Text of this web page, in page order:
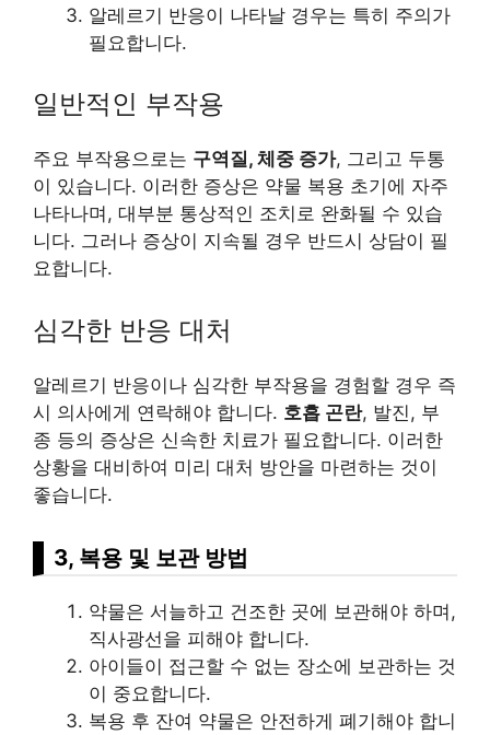
알레르기 반응이 나타날 경우는 특히 주의가
필요합니다.
일반적인 부작용
주요 부작용으로는 구역질, 체중 증가, 그리고 두통
이 있습니다. 이러한 증상은 약물 복용 초기에 자주
나타나며, 대부분 통상적인 조치로 완화될 수 있습
니다. 그러나 증상이 지속될 경우 반드시 상담이 필
요합니다.
심각한 반응 대처
알레르기 반응이나 심각한 부작용을 경험할 경우 즉
시 의사에게 연락해야 합니다. 호흡 곤란, 발진, 부
종 등의 증상은 신속한 치료가 필요합니다. 이러한
상황을 대비하여 미리 대처 방안을 마련하는 것이
좋습니다.
3, 복용 및 보관 방법
약물은 서늘하고 건조한 곳에 보관해야 하며,
직사광선을 피해야 합니다.
아이들이 접근할 수 없는 장소에 보관하는 것
이 중요합니다.
복용 후 잔여 약물은 안전하게 폐기해야 합니